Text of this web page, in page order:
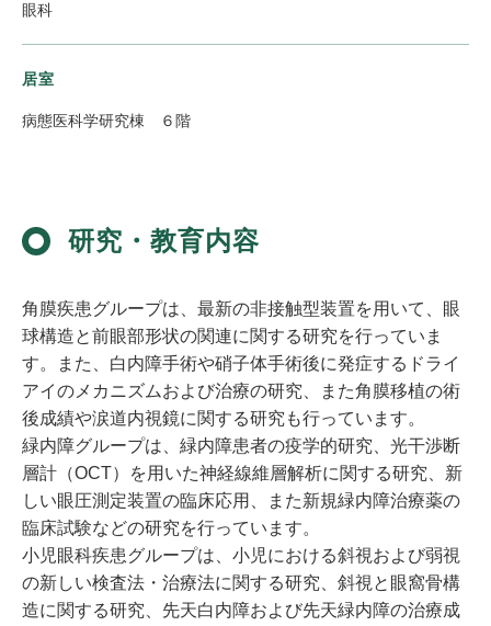
眼科
居室
病態医科学研究棟 ６階
研究・教育内容
角膜疾患グループは、最新の非接触型装置を用いて、眼
球構造と前眼部形状の関連に関する研究を行っていま
す。また、白内障手術や硝子体手術後に発症するドライ
アイのメカニズムおよび治療の研究、また角膜移植の術
後成績や涙道内視鏡に関する研究も行っています。
緑内障グループは、緑内障患者の疫学的研究、光干渉断
層計（OCT）を用いた神経線維層解析に関する研究、新
しい眼圧測定装置の臨床応用、また新規緑内障治療薬の
臨床試験などの研究を行っています。
小児眼科疾患グループは、小児における斜視および弱視
の新しい検査法・治療法に関する研究、斜視と眼窩骨構
造に関する研究、先天白内障および先天緑内障の治療成